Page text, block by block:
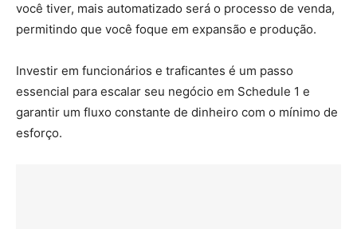
você tiver, mais automatizado será o processo de venda,
permitindo que você foque em expansão e produção.
Investir em funcionários e traficantes é um passo
essencial para escalar seu negócio em Schedule 1 e
garantir um fluxo constante de dinheiro com o mínimo de
esforço.